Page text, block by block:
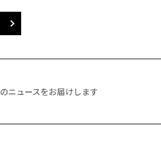
ニュースをお届けします